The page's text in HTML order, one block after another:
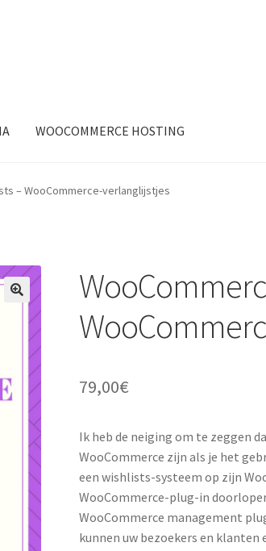
WOOCOMMERCE HOSTING
– WooCommerce-verlanglijstjes
79,00€
Ik heb de neiging om te zeggen
WooCommerce zijn als je het
een wishlists-systeem op zijn
WooCommerce-plug-in
WooCommerce management
kunnen uw bezoekers en